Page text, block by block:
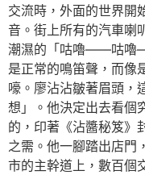
交流時，外面的世界開
音。街上所有的汽車喇
潮濕的「咕嚕——咕嚕
是正常的鳴笛聲，而像
嚎。廖沾沾皺著眉頭，
想」。他決定出去看個
的，印著《沾醬秘笈》
之需。他一腳踏出店門
市的主幹道上，數百個